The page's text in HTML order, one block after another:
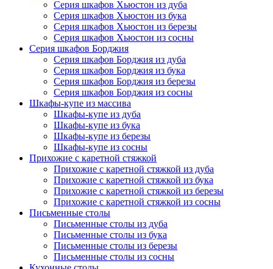
Серия шкафов Хьюстон из дуба
Серия шкафов Хьюстон из бука
Серия шкафов Хьюстон из березы
Серия шкафов Хьюстон из сосны
Серия шкафов Борджия
Серия шкафов Борджия из дуба
Серия шкафов Борджия из бука
Серия шкафов Борджия из березы
Серия шкафов Борджия из сосны
Шкафы-купе из массива
Шкафы-купе из дуба
Шкафы-купе из бука
Шкафы-купе из березы
Шкафы-купе из сосны
Прихожие с каретной стяжкой
Прихожие с каретной стяжкой из дуба
Прихожие с каретной стяжкой из бука
Прихожие с каретной стяжкой из березы
Прихожие с каретной стяжкой из сосны
Письменные столы
Письменные столы из дуба
Письменные столы из бука
Письменные столы из березы
Письменные столы из сосны